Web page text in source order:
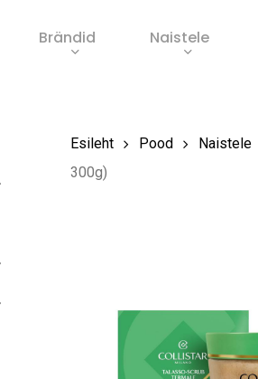
Brändid Naistele
Esileht Pood Naistele
300g)